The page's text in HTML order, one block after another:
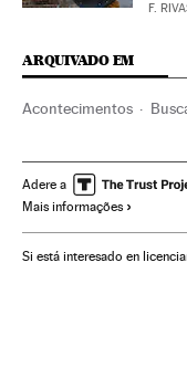
F.
ARQUIVADO EM
Acontecimentos
Pessoas desaparecidas
ARA San Juan
Casos por resolver
Adere a
Mais informações
Si está interesado en